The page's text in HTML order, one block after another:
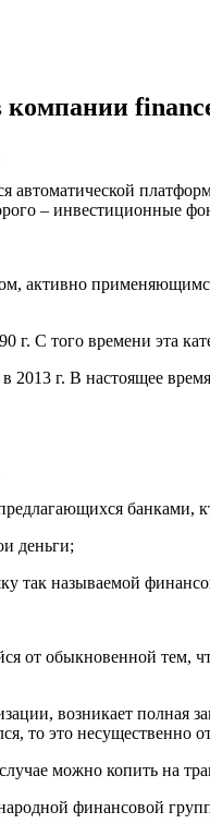
компании
платформой,
– инвестиционные
активно
г. С того времени эта
2013 г. В настоящее
банками,
деньги;
так называемой
от обыкновенной тем,
возникает полная
то это
случае можно копить
финансовой